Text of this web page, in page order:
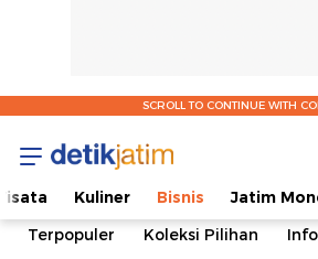
SCROLL TO CONTINUE WITH
Kuliner Bisnis Jatim
Terpopuler
Koleksi Pilihan